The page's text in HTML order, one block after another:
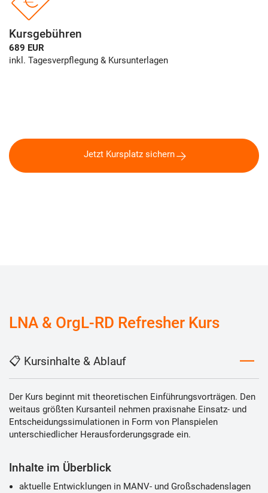
Kursgebühren
689 EUR
inkl. Tagesverpflegung & Kursunterlagen
Jetzt Kursplatz sichern
LNA & OrgL-RD Refresher Kurs
📋 Kursinhalte & Ablauf
Der Kurs beginnt mit theoretischen Einführungsvorträgen. Den
weitaus größten Kursanteil nehmen praxisnahe Einsatz- und
Entscheidungssimulationen in Form von Planspielen
unterschiedlicher Herausforderungsgrade ein.
Inhalte im Überblick
aktuelle Entwicklungen in MANV- und Großschadenslagen